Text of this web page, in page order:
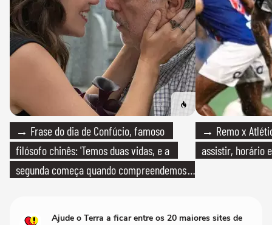
→ Frase do dia de Confúcio, famoso
filósofo chinês: 'Temos duas vidas, e a
segunda começa quando compreendemos
→ Remo x
assistir, horário
Ajude o Terra a ficar entre os 20 maiores sites de